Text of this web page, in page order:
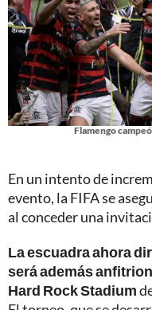
Flamengo
En un intento de
evento, la FIFA se
al conceder una
La escuadra ahora
será además
Hard Rock Stadium